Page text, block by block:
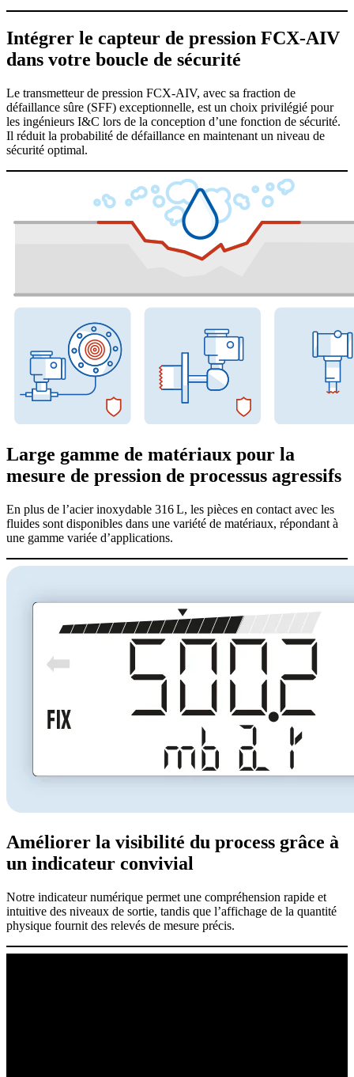
Intégrer le capteur de pression FCX-AIV
dans votre boucle de sécurité
Le transmetteur de pression FCX-AIV, avec sa fraction de
défaillance sûre (SFF) exceptionnelle, est un choix privilégié pour
les ingénieurs I&C lors de la conception d’une fonction de sécurité.
Il réduit la probabilité de défaillance en maintenant un niveau de
sécurité optimal.
Large gamme de matériaux pour la
mesure de pression de processus agressifs
En plus de l’acier inoxydable 316 L, les pièces en contact avec les
fluides sont disponibles dans une variété de matériaux, répondant à
une gamme variée d’applications.
Améliorer la visibilité du process grâce à
un indicateur convivial
Notre indicateur numérique permet une compréhension rapide et
intuitive des niveaux de sortie, tandis que l’affichage de la quantité
physique fournit des relevés de mesure précis.